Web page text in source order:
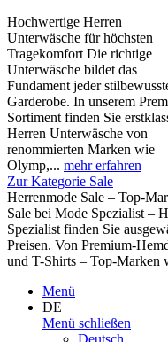
Hochwertige Herren
Unterwäsche für höchsten
Tragekomfort Die richtige
Unterwäsche bildet das
Fundament jeder
Garderobe. In unserem
Sortiment finden Sie
Herren Unterwäsche von
renommierten Marken wie
Olymp,... mehr erfahren
Zur Kategorie Sale
Herrenmode Sale – Top-
Sale bei Mode Spezialist –
Spezialist finden Sie
Preisen. Von Premium-
und T-Shirts – Top-Marken
Menü
DE
Menü schließen
Deutsch